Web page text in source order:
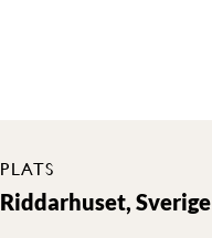
PLATS
Riddarhuset, Sverige